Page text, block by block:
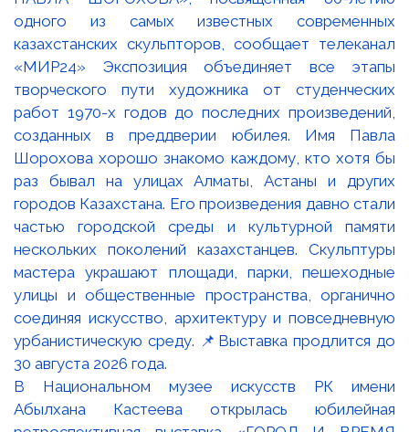
В Национальном музее искусств РК имени
Абылхана Кастеева открылась юбилейная